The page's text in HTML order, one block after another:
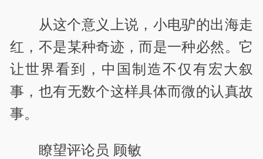
从这个意义上说，小电驴的出海走
红，不是某种奇迹，而是一种必然。它
让世界看到，中国制造不仅有宏大叙
事，也有无数个这样具体而微的认真故
事。
瞭望评论员 顾敏